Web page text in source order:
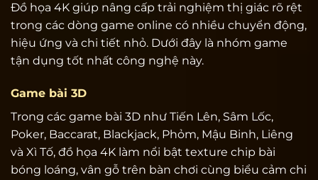
Đồ họa 4K giúp nâng cấp trải nghiệm thị giác rõ rệt
trong các dòng game online có nhiều chuyển động,
hiệu ứng và chi tiết nhỏ. Dưới đây là nhóm game
tận dụng tốt nhất công nghệ này.
Game bài 3D
Trong các game bài 3D như Tiến Lên, Sâm Lốc,
Poker, Baccarat, Blackjack, Phỏm, Mậu Binh, Liêng
và Xì Tố, đồ họa 4K làm nổi bật texture chip bài
bóng loáng, vân gỗ trên bàn chơi cùng biểu cảm chi